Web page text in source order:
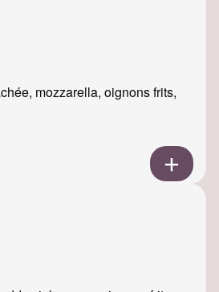
mozzarella, oignons frits,